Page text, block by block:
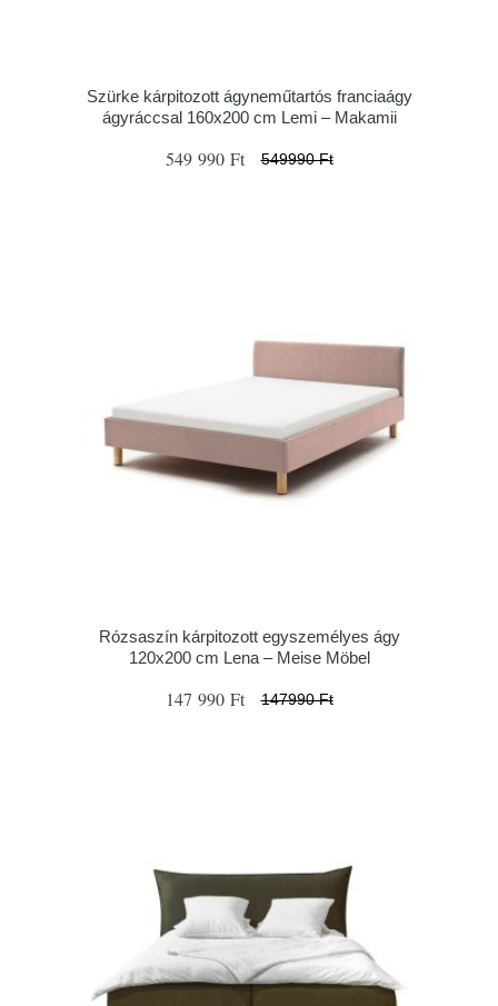
Szürke kárpitozott ágyneműtartós franciaágy
ágyráccsal 160x200 cm Lemi – Makamii
549 990 Ft 549990 Ft
Rózsaszín kárpitozott egyszemélyes ágy
120x200 cm Lena – Meise Möbel
147 990 Ft 147990 Ft